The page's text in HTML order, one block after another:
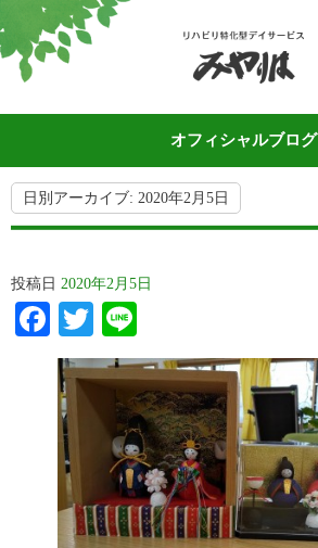
オフィシャルブログ
日別アーカイブ: 2020年2月5日
投稿日 2020年2月5日
Facebook
Twitter